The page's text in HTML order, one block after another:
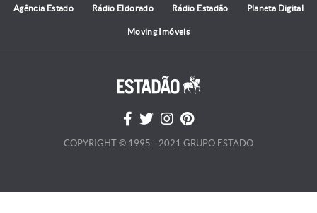
Agência Estado Rádio Eldorado Rádio Estadão Planeta Digital
Moving Imóveis
COPYRIGHT © 1995 - 2021 GRUPO ESTADO